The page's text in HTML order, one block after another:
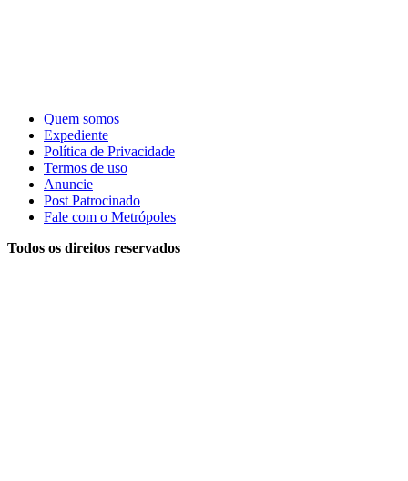
Quem somos
Expediente
Política de Privacidade
Termos de uso
Anuncie
Post Patrocinado
Fale com o Metrópoles
Todos os direitos reservados